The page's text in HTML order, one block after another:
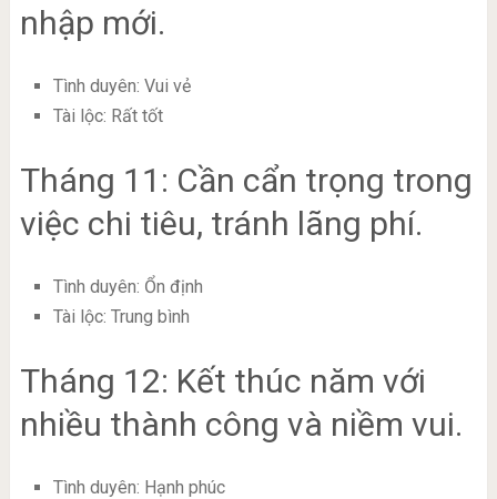
nhập mới.
Tình duyên: Vui vẻ
Tài lộc: Rất tốt
Tháng 11: Cần cẩn trọng trong
việc chi tiêu, tránh lãng phí.
Tình duyên: Ổn định
Tài lộc: Trung bình
Tháng 12: Kết thúc năm với
nhiều thành công và niềm vui.
Tình duyên: Hạnh phúc